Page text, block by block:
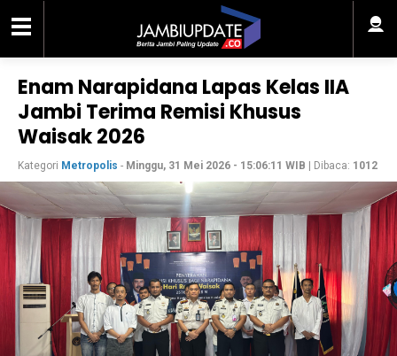
Enam Narapidana Lapas Kelas IIA
Jambi Terima Remisi Khusus
Waisak 2026
Kategori Metropolis - Minggu, 31 Mei 2026 - 15:06:11 WIB | Dibaca: 1012